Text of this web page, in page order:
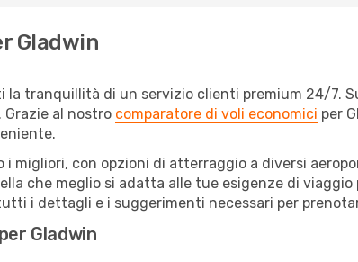
Gladwin
la tranquillità di un servizio clienti premium 24/7.
al nostro comparatore di voli economici per
migliori, con opzioni di atterraggio a diversi
che meglio si adatta alle tue esigenze di
i dettagli e i suggerimenti necessari per
Gladwin